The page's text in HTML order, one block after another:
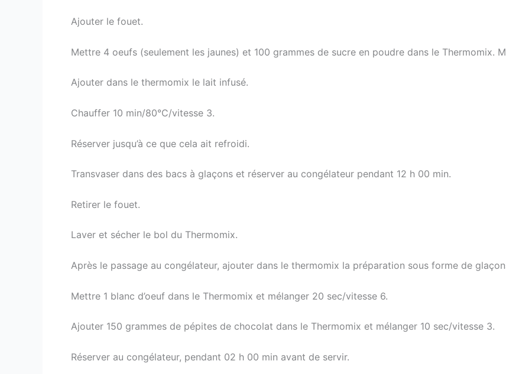
Ajouter le fouet.
Mettre 4 oeufs (seulement les jaunes) et 100 grammes de sucre en poudre dans le Thermomix.
Ajouter dans le thermomix le lait infusé.
Chauffer 10 min/80°C/vitesse 3.
Réserver jusqu’à ce que cela ait refroidi.
Transvaser dans des bacs à glaçons et réserver au congélateur pendant 12 h 00 min.
Retirer le fouet.
Laver et sécher le bol du Thermomix.
Après le passage au congélateur, ajouter dans le thermomix la préparation sous forme de
Mettre 1 blanc d’oeuf dans le Thermomix et mélanger 20 sec/vitesse 6.
Ajouter 150 grammes de pépites de chocolat dans le Thermomix et mélanger 10 sec/vitesse 3.
Réserver au congélateur, pendant 02 h 00 min avant de servir.